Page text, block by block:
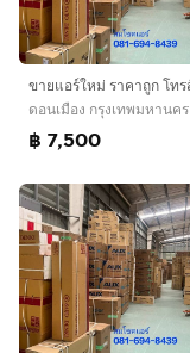
ดอนเมือง กรุงเทพมหานคร
฿ 7,500